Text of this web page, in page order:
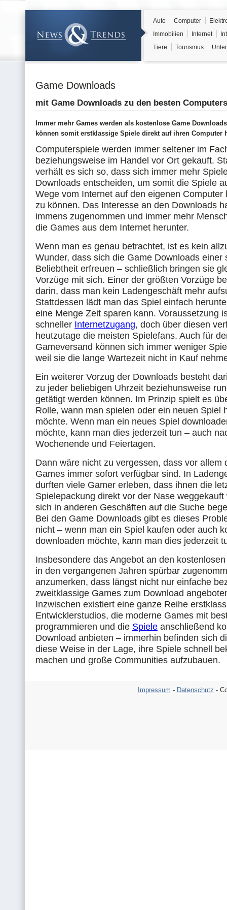
Auto Computer
Immobilien
Internet
Tiere
Tourismus
Game Downloads
mit Game Downloads zu den besten
Immer mehr Games werden als kostenlose Game
können somit erstklassige Spiele direkt auf ihren Computer
Computerspiele werden immer seltener im
beziehungsweise im Handel vor Ort gekauft.
verhält es sich so, dass sich immer mehr
Downloads entscheiden, um somit die Spiele
Wege vom Internet auf den eigenen Computer
zu können. Das Interesse an den Downloads
immens zugenommen und immer mehr
die Games aus dem Internet herunter.
Wenn man es genau betrachtet, ist es kein
Wunder, dass sich die Game Downloads einer
Beliebtheit erfreuen – schließlich bringen sie
Vorzüge mit sich. Einer der größten Vorzüge
darin, dass man kein Ladengeschäft mehr
Stattdessen lädt man das Spiel einfach
eine Menge Zeit sparen kann. Voraussetzung
schneller Internetzugang, doch über diesen
heutzutage die meisten Spielefans. Auch für
Gameversand können sich immer weniger
weil sie die lange Wartezeit nicht in Kauf
Ein weiterer Vorzug der Downloads besteht
zu jeder beliebigen Uhrzeit beziehunsweise
getätigt werden können. Im Prinzip spielt es
Rolle, wann man spielen oder ein neuen Spiel
möchte. Wenn man ein neues Spiel
möchte, kann man dies jederzeit tun – auch
Wochenende und Feiertagen.
Dann wäre nicht zu vergessen, dass vor allem
Games immer sofort verfügbar sind. In
durften viele Gamer erleben, dass ihnen die
Spielepackung direkt vor der Nase
sich in anderen Geschäften auf die Suche
Bei den Game Downloads gibt es dieses
nicht – wenn man ein Spiel kaufen oder auch
downloaden möchte, kann man dies jederzeit
Insbesondere das Angebot an den
in den vergangenen Jahren spürbar
anzumerken, dass längst nicht nur einfache
zweitklassige Games zum Download
Inzwischen existiert eine ganze Reihe
Entwicklerstudios, die moderne Games mit
programmieren und die Spiele anschließend
Download anbieten – immerhin befinden sich
diese Weise in der Lage, ihre Spiele schnell
machen und große Communities aufzubauen.
Impressum - Datenschutz -